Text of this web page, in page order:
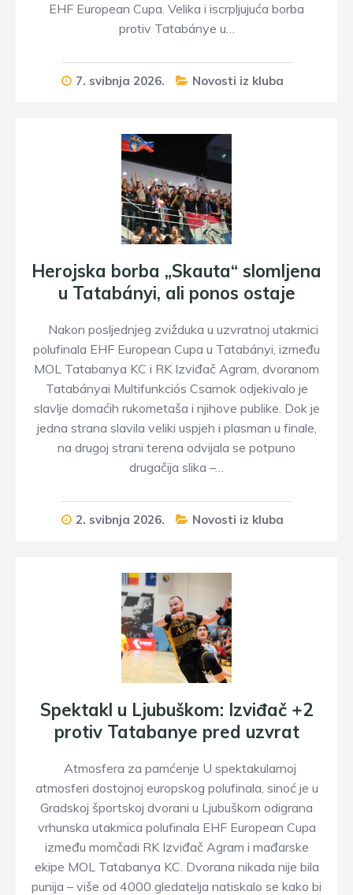
EHF European Cupa. Velika i iscrpljujuća borba
protiv Tatabánye u…
7. svibnja 2026. Novosti iz kluba
Herojska borba „Skauta“ slomljena
u Tatabányi, ali ponos ostaje
Nakon posljednjeg zvižduka u uzvratnoj utakmici
polufinala EHF European Cupa u Tatabányi, između
MOL Tatabanya KC i RK Izviđač Agram, dvoranom
Tatabányai Multifunkciós Csarnok odjekivalo je
slavlje domaćih rukometaša i njihove publike. Dok je
jedna strana slavila veliki uspjeh i plasman u finale,
na drugoj strani terena odvijala se potpuno
drugačija slika –…
2. svibnja 2026. Novosti iz kluba
Spektakl u Ljubuškom: Izviđač +2
protiv Tatabanye pred uzvrat
Atmosfera za pamćenje U spektakularnoj
atmosferi dostojnoj europskog polufinala, sinoć je u
Gradskoj športskoj dvorani u Ljubuškom odigrana
vrhunska utakmica polufinala EHF European Cupa
između momčadi RK Izviđač Agram i mađarske
ekipe MOL Tatabanya KC. Dvorana nikada nije bila
punija – više od 4000 gledatelja natiskalo se kako bi